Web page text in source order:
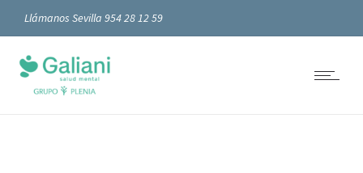
Llámanos Sevilla 954 28 12 59